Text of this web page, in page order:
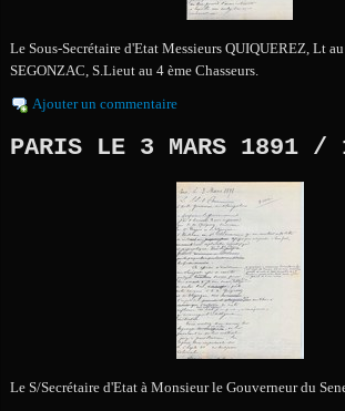
Le Sous-Secrétaire d'Etat Messieurs QUIQUEREZ, Lt
SEGONZAC, S.Lieut au 4 ème Chasseurs.
Ajouter un commentaire
PARIS LE 3 MARS 1891 /
Le S/Secrétaire d'Etat à Monsieur le Gouverneur du